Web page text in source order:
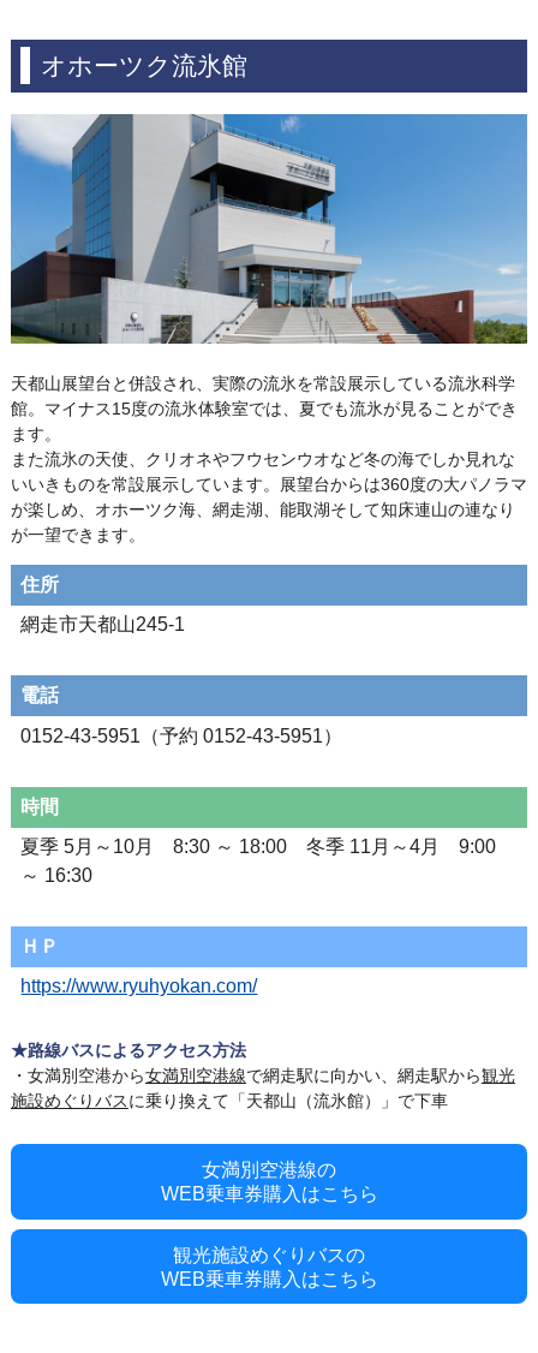
オホーツク流氷館
天都山展望台と併設され、実際の流氷を常設展示している流氷科学
館。マイナス15度の流氷体験室では、夏でも流氷が見ることができ
ます。
また流氷の天使、クリオネやフウセンウオなど冬の海でしか見れな
いいきものを常設展示しています。展望台からは360度の大パノラマ
が楽しめ、オホーツク海、網走湖、能取湖そして知床連山の連なり
が一望できます。
住所
網走市天都山245-1
電話
0152-43-5951（予約 0152-43-5951）
時間
夏季 5月～10月 8:30 ～ 18:00 冬季 11月～4月 9:00
～ 16:30
ＨＰ
https://www.ryuhyokan.com/
★路線バスによるアクセス方法
・女満別空港から女満別空港線で網走駅に向かい、網走駅から観光
施設めぐりバスに乗り換えて「天都山（流氷館）」で下車
女満別空港線の
WEB乗車券購入はこちら
観光施設めぐりバスの
WEB乗車券購入はこちら